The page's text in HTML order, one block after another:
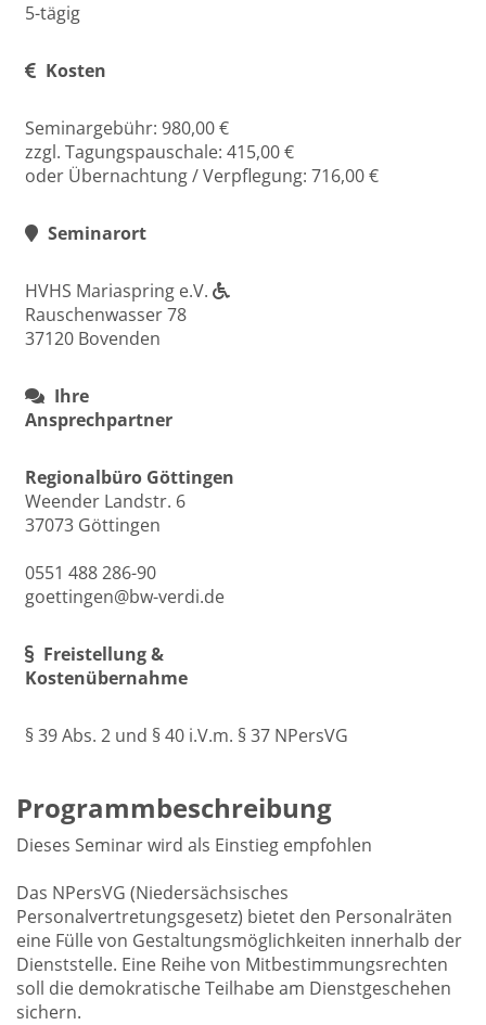
5-tägig
Kosten
Seminargebühr: 980,00 €
zzgl. Tagungspauschale: 415,00 €
oder Übernachtung / Verpflegung: 716,00 €
Seminarort
HVHS Mariaspring e.V.
Rauschenwasser 78
37120 Bovenden
Ihre
Ansprechpartner
Regionalbüro Göttingen
Weender Landstr. 6
37073 Göttingen
0551 488 286-90
goettingen@bw-verdi.de
Freistellung &
Kostenübernahme
§ 39 Abs. 2 und § 40 i.V.m. § 37 NPersVG
Programmbeschreibung
Dieses Seminar wird als Einstieg empfohlen
Das NPersVG (Niedersächsisches
Personalvertretungsgesetz) bietet den Personalräten
eine Fülle von Gestaltungsmöglichkeiten innerhalb der
Dienststelle. Eine Reihe von Mitbestimmungsrechten
soll die demokratische Teilhabe am Dienstgeschehen
sichern.